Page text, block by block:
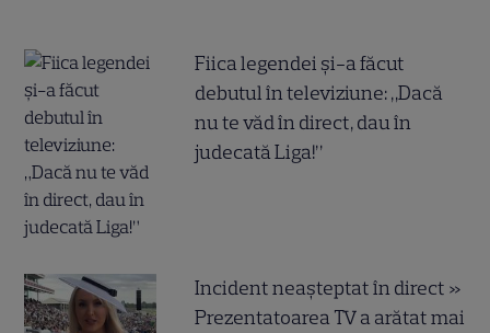
Fiica legendei și-a făcut
debutul în televiziune: „Dacă
nu te văd în direct, dau în
judecată Liga!”
Incident neașteptat în direct »
Prezentatoarea TV a arătat mai